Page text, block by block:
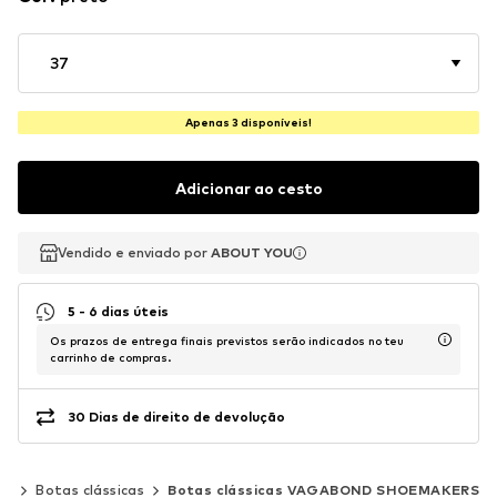
37
Apenas 3 disponíveis!
Adicionar ao cesto
Vendido e enviado por ABOUT YOU
Vendido e enviado por ABOUT YOU
5 - 6 dias úteis
Os prazos de entrega finais previstos serão indicados no teu
carrinho de compras.
30 Dias de direito de devolução
Botas clássicas Botas clássicas VAGABOND SHOEMAKERS